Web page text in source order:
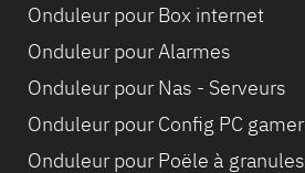
Onduleur pour Box internet
Onduleur pour Alarmes
Onduleur pour Nas - Serveurs
Onduleur pour Config PC gamer
Onduleur pour Poële à granules